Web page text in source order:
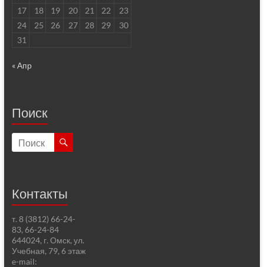
17
18 19 20 21 22
23
24
25 26 27 28 29
30
31
« Апр
Поиск
Контакты
т. 8 (3812) 66-24-
83, 66-24-84
644024, г. Омск, ул.
Учебная, 79, 6 этаж
e-mail: